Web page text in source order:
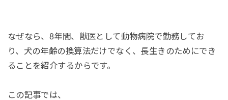
なぜなら、8年間、獣医として動物病院で勤務してお
り、犬の年齢の換算法だけでなく、長生きのためにでき
ることを紹介するからです。
この記事では、